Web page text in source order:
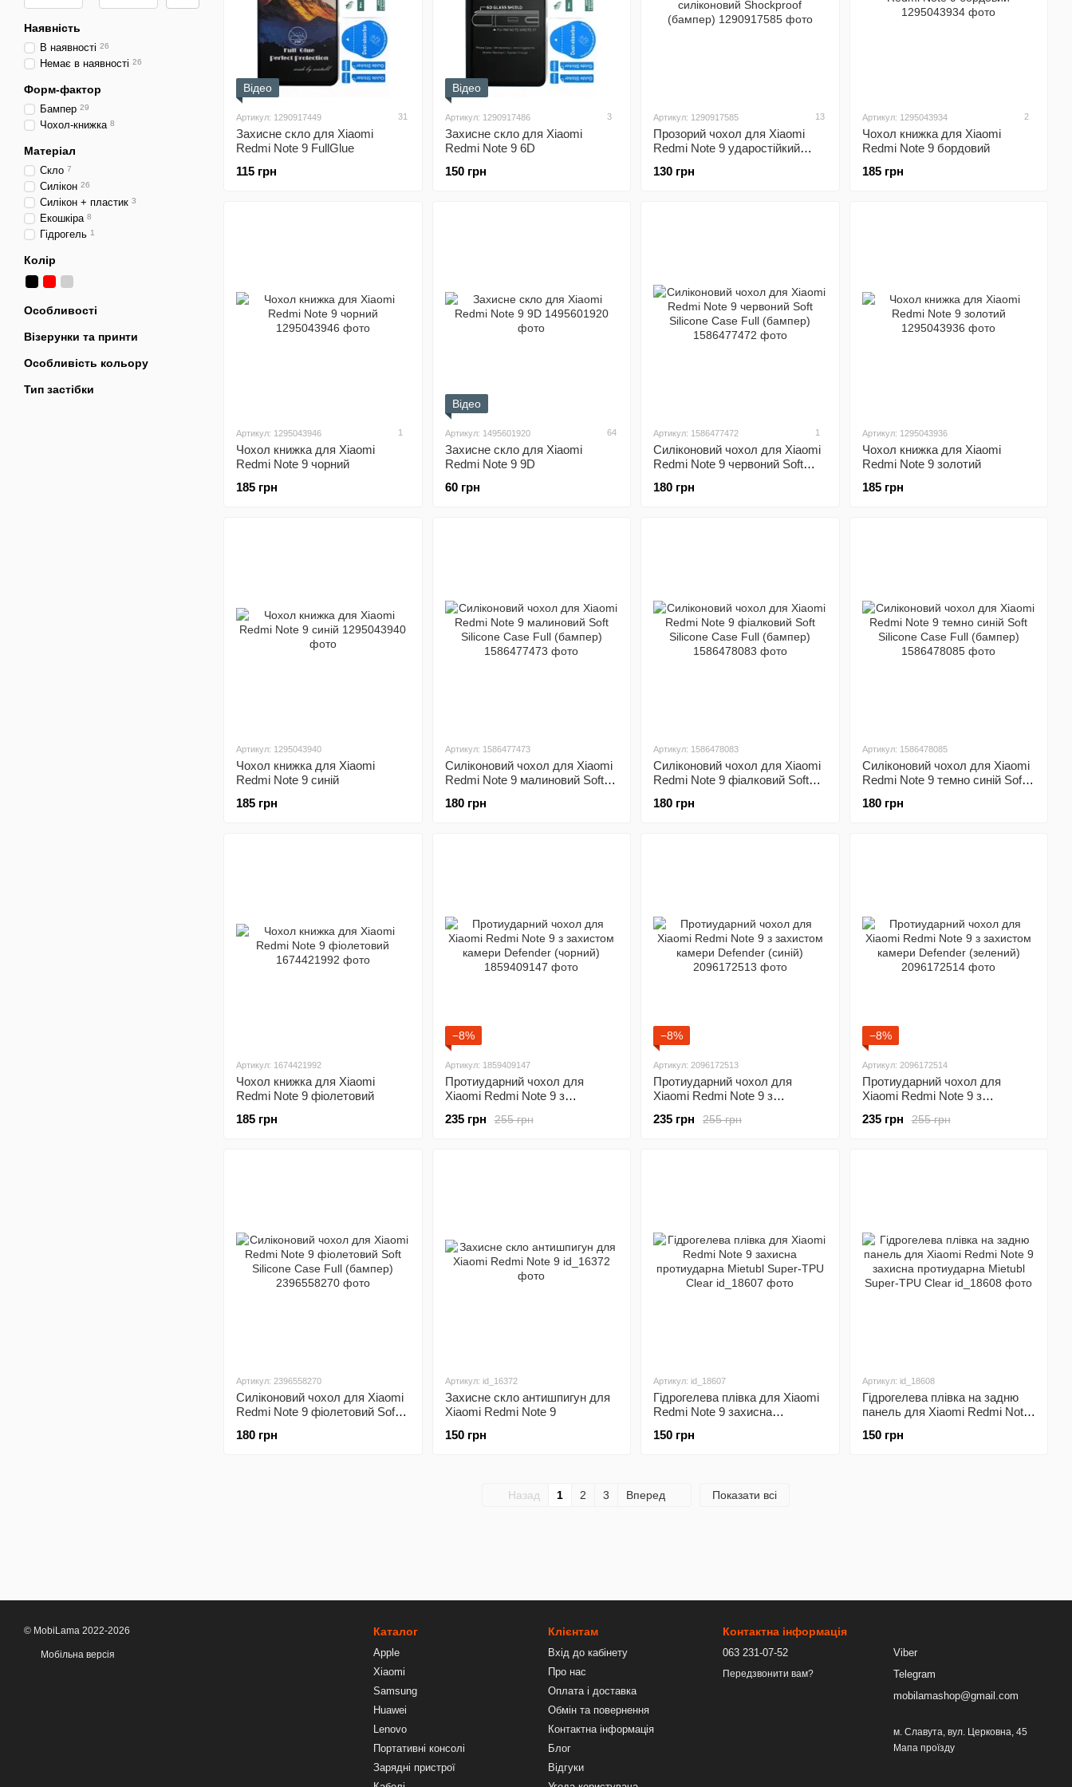
Відео
Артикул: 1290917449 31
Захисне скло для Xiaomi
Redmi Note 9 FullGlue
115 грн
Відео
Артикул: 1290917486 3
Захисне скло для Xiaomi
Redmi Note 9 6D
150 грн
Артикул: 1290917585 13
Прозорий чохол для Xiaomi
Redmi Note 9 ударостійкий
(бампер)
130 грн
Артикул: 1295043934 2
Чохол книжка для Xiaomi
Redmi Note 9 бордовий
185 грн
Артикул: 1295043946 1
Чохол книжка для Xiaomi
Redmi Note 9 чорний
185 грн
Відео
Артикул: 1495601920 64
Захисне скло для Xiaomi
Redmi Note 9 9D
60 грн
Артикул: 1586477472 1
Силіконовий чохол для Xiaomi
Redmi Note 9 червоний Soft
180 грн
Артикул: 1295043936
Чохол книжка для Xiaomi
Redmi Note 9 золотий
185 грн
Артикул: 1295043940
Чохол книжка для Xiaomi
Redmi Note 9 синій
185 грн
Артикул: 1586477473
Силіконовий чохол для Xiaomi
Redmi Note 9 малиновий Soft
180 грн
Артикул: 1586478083
Силіконовий чохол для Xiaomi
Redmi Note 9 фіалковий Soft
180 грн
Артикул: 1586478085
Силіконовий чохол для Xiaomi
Redmi Note 9 темно синій Soft
180 грн
Артикул: 1674421992
Чохол книжка для Xiaomi
Redmi Note 9 фіолетовий
185 грн
−8%
Артикул: 1859409147
Протиударний чохол для
Xiaomi Redmi Note 9 з
(чорний)
255 грн
235 грн
−8%
Артикул: 2096172513
Протиударний чохол для
Xiaomi Redmi Note 9 з
(синій)
255 грн
235 грн
−8%
Артикул: 2096172514
Протиударний чохол для
Xiaomi Redmi Note 9 з
(зелений)255 грн
235 грн
Артикул: 2396558270
Силіконовий чохол для Xiaomi
Redmi Note 9 фіолетовий Soft
180 грн
Артикул: id_16372
Захисне скло антишпигун для
Xiaomi Redmi Note 9
150 грн
Артикул: id_18607
Гідрогелева плівка для Xiaomi
Redmi Note 9 захисна
Clear
150 грн
Артикул: id_18608
Гідрогелева плівка на задню
панель для Xiaomi Redmi Note
Super-TPU Clear
150 грн
Назад 1 2 3 Вперед Показати всі
Наявність
В наявності 26
Немає в наявності 26
Форм-фактор
Бампер 29
Чохол-книжка 8
Матеріал
Скло 7
Силікон 26
Силікон + пластик 3
Екошкіра 8
Гідрогель 1
Колір
Особливості
Візерунки та принти
Особливість кольору
Тип застібки
© MobiLama 2022-2026
Мобільна версія
Каталог
Apple
Xiaomi
Samsung
Huawei
Lenovo
Портативні консолі
Зарядні пристрої
Клієнтам
Вхід до кабінету
Про нас
Оплата і доставка
Обмін та повернення
Контактна інформація
Блог
Відгуки
Контактна інформація
063 231-07-52
Передзвонити вам?
Viber
Telegram
mobilamashop@gmail.com
м. Славута, вул. Церковна, 45
Мапа проїзду